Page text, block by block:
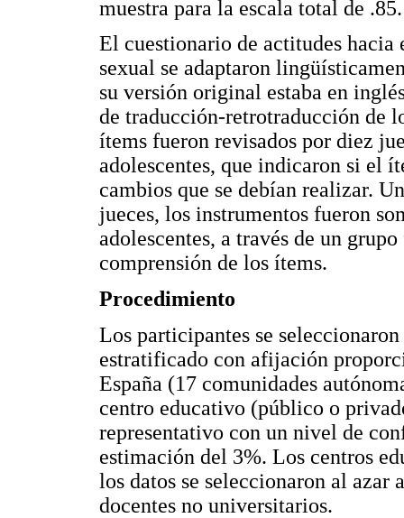
muestra para la escala total de .85.
El cuestionario de actitudes
sexual se adaptaron
su versión original estaba en
de traducción-retrotraducción de
ítems fueron revisados por diez
adolescentes, que indicaron si el
cambios que se debían realizar.
jueces, los instrumentos fueron
adolescentes, a través de un
comprensión de los ítems.
Procedimiento
Los participantes se
estratificado con afijación
España (17 comunidades
centro educativo (público o
representativo con un nivel de
estimación del 3%. Los centros
los datos se seleccionaron al azar
docentes no universitarios.